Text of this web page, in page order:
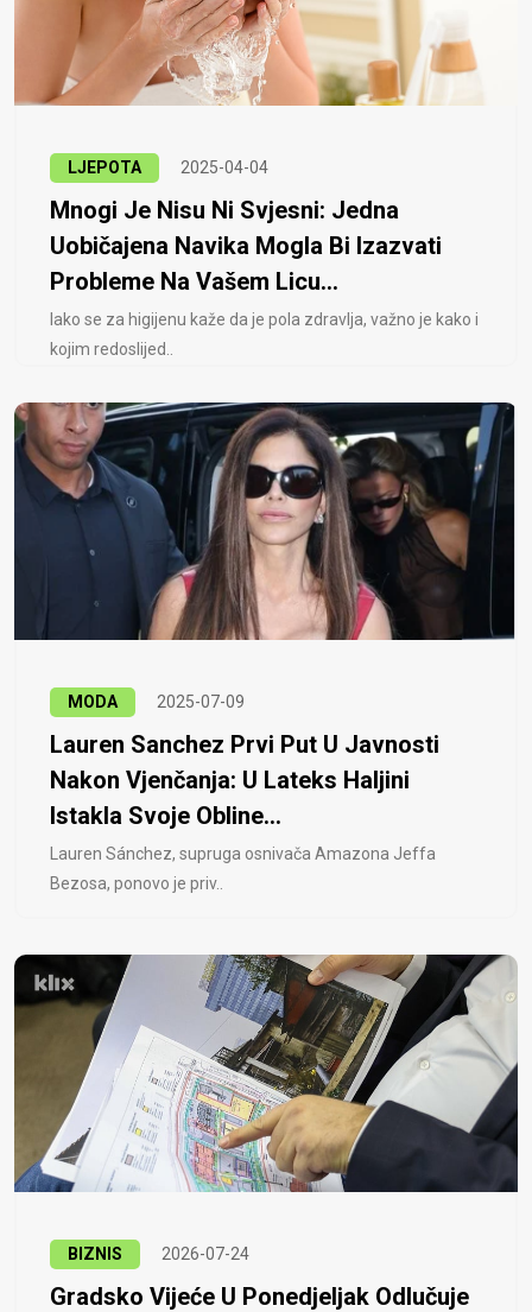
LJEPOTA 2025-04-04
Mnogi Je Nisu Ni Svjesni: Jedna
Uobičajena Navika Mogla Bi Izazvati
Probleme Na Vašem Licu...
Iako se za higijenu kaže da je pola zdravlja, važno je kako i
kojim redoslijed..
MODA 2025-07-09
Lauren Sanchez Prvi Put U Javnosti
Nakon Vjenčanja: U Lateks Haljini
Istakla Svoje Obline...
Lauren Sánchez, supruga osnivača Amazona Jeffa
Bezosa, ponovo je priv..
BIZNIS 2026-07-24
Gradsko Vijeće U Ponedjeljak Odlučuje